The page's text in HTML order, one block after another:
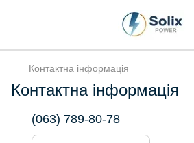
Контактна інформація
Контактна інформація
(063) 789-80-78